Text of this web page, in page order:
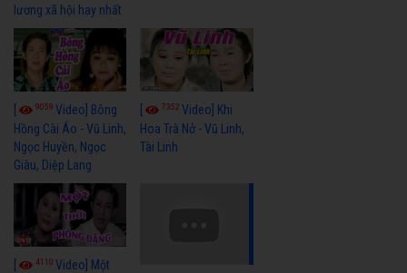
lương xã hội hay nhất
9059 Video] Bông
Hồng Cài Áo - Vũ Linh,
Ngọc Huyền, Ngọc
Giàu, Diệp Lang
7352Video] Khi
Hoa Trà Nở - Vũ Linh,
Tài Linh
4110 Video] Một